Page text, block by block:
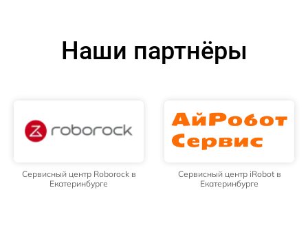
Наши партнёры
Сервисный центр Roborock в
Екатеринбурге
Сервисный центр iRobot в
Екатеринбурге